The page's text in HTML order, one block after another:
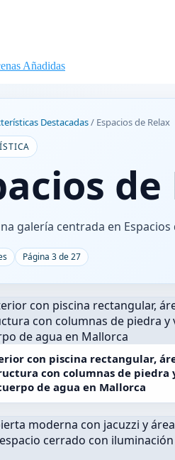
Añadidas
Destacadas/ Espacios de Relax
galería centrada en
Página 3 de 27
con piscina rectangular,
con columnas de piedra
de agua en Mallorca